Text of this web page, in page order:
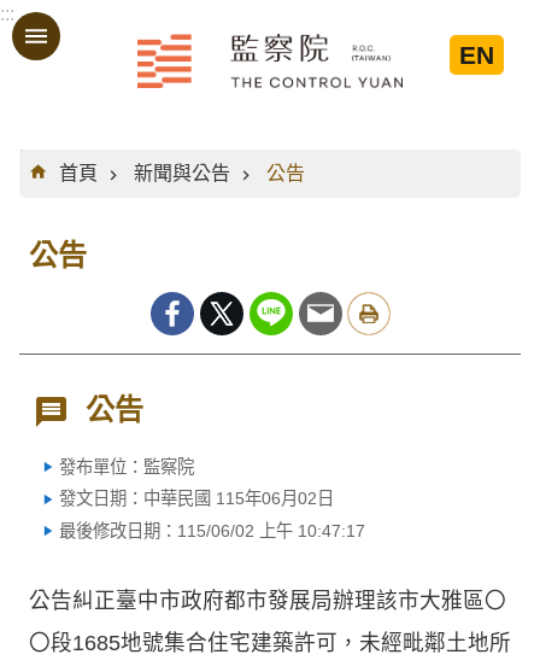
跳到主要內容區塊
:::
EN
:::
首頁
新聞與公告 公告
公告
公告
發布單位：監察院
發文日期：中華民國 115年06月02日
最後修改日期：115/06/02 上午 10:47:17
公告糾正臺中市政府都市發展局辦理該市大雅區〇
〇段1685地號集合住宅建築許可，未經毗鄰土地所